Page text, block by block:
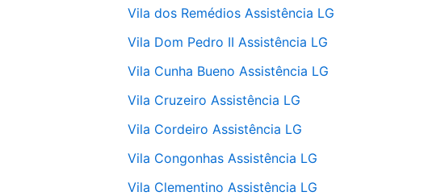
Vila dos Remédios Assistência LG
Vila Dom Pedro II Assistência LG
Vila Cunha Bueno Assistência LG
Vila Cruzeiro Assistência LG
Vila Cordeiro Assistência LG
Vila Congonhas Assistência LG
Vila Clementino Assistência LG